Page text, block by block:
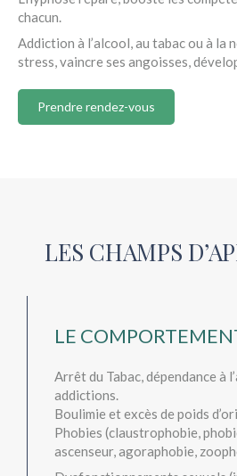
chacun.
Addiction à l’alcool, au tabac ou à la
stress, vaincre ses angoisses,
Prendre rendez-vous
LES CHAMPS
LE
Arrêt du Tabac, dépendance à
addictions.
Boulimie et excès de poids
Phobies (claustrophobie,
ascenseur, agoraphobie,